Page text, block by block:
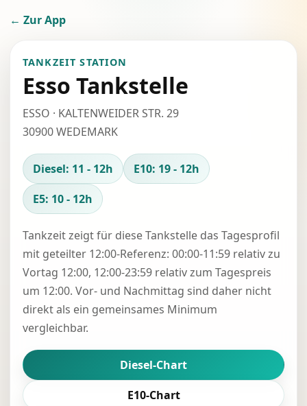
← Zur App
TANKZEIT STATION
Esso Tankstelle
ESSO · KALTENWEIDER STR. 29
30900 WEDEMARK
Diesel: 11 - 12h
E10: 19 - 12h
E5: 10 - 12h
Tankzeit zeigt für diese Tankstelle das Tagesprofil
mit geteilter 12:00-Referenz: 00:00-11:59 relativ zu
Vortag 12:00, 12:00-23:59 relativ zum Tagespreis
um 12:00. Vor- und Nachmittag sind daher nicht
direkt als ein gemeinsames Minimum
vergleichbar.
Diesel-Chart
E10-Chart